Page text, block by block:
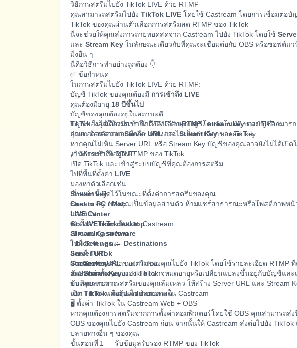
วิธีการสตรีมไปยัง TikTok LIVE ด้วย RTMP
คุณสามารถสตรีมไปยัง TikTok LIVE โดยใช้ Castream โดยการเชื่อมต่อบั
TikTok ของคุณผ่านตัวเลือกการสตรีมสด RTMP ของ TikTok
นี่จะช่วยให้คุณส่งการถ่ายทอดสดจาก Castream ไปยัง TikTok โดยใช้
และ Stream Key ในลักษณะเดียวกับที่คุณจะเชื่อมต่อกับ OBS หรือซอฟต์แว
มิ่งอื่น ๆ
นี่คือวิธีการทำอย่างถูกต้อง 👇
✅ ข้อกำหนด
ในการสตรีมไปยัง TikTok LIVE ด้วย RTMP:
บัญชี TikTok ของคุณต้องมี การเข้าถึง LIVE
คุณต้องมีอายุ 18 ปีขึ้นไป
บัญชีของคุณต้องอยู่ในสถานะดี
บัญชีของคุณต้องมีการเข้าถึงตัวเลือกRTMP / stream keyของ TikTok
คุณจะต้องคัดลอกServer URLและStream Keyของ TikTok
TikTok ไม่ได้ให้การเข้าถึง RTMP กับทุกบัญชีโดยอัตโนมัติ บางบัญชีสามารถ
ถ่ายทอดสดจากแอปมือถือ แต่ยังอาจไม่เห็นตัวเลือก stream key
หากคุณไม่เห็น Server URL หรือ Stream Key บัญชีของคุณอาจยังไม่ได้เปิด
งานการเข้าถึง RTMP
🔗 วิธีการรับข้อมูล RTMP ของ TikTok
เปิด TikTok และเข้าสู่ระบบบัญชีที่คุณต้องการสตรีม
ไปที่พื้นที่ตั้งค่า LIVE
มองหาตัวเลือกเช่น:
Stream key
Cast to PC / Mac
LIVE Center
Go LIVE from desktop
Streaming software
TikTok จะแสดง:
Server URL
Stream Key
คัดลอกค่าทั้งสอง
เก็บหน้านี้เปิดไว้ในขณะที่ตั้งค่าการสตรีมของคุณ
Stream key ของคุณเป็นข้อมูลส่วนตัว ห้ามแชร์สาธารณะหรือโพสต์ภาพหน้
แสดงมัน
📲 ตั้งค่า TikTok ในแอป Castream
เปิดแอปCastream
ไปที่Settings → Destinations
แตะที่TikTok
วางServer URLของ TikTok
วางStream Keyของ TikTok
บันทึกปลายทาง
เปิดTikTokเมื่อคุณไปถ่ายทอดสด
Castream จะส่งการสตรีมของคุณไปยัง TikTok โดยใช้รายละเอียด RTMP
⚠️ Stream key ของ TikTok อาจหมดอายุหรือเปลี่ยนแปลงขึ้นอยู่กับบัญชีแล
ของคุณ หากการสตรีมของคุณล้มเหลว ให้สร้าง Server URL และ Stream
จาก TikTok และอัปเดตปลายทางใน Castream
🖥️ ตั้งค่า TikTok ใน Castream Web + OBS
หากคุณต้องการสตรีมจากการตั้งค่าคอมพิวเตอร์โดยใช้ OBS คุณสามารถส่ง
OBS ของคุณไปยัง Castream ก่อน จากนั้นให้ Castream ส่งต่อไปยัง TikTok
ปลายทางอื่น ๆ ของคุณ
ขั้นตอนที่ 1 — รับข้อมูลรับรอง RTMP ของ TikTok